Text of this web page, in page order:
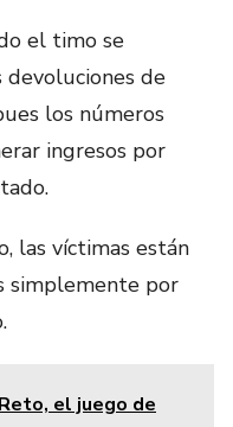
el timo se
devoluciones de
los números
ingresos por
las víctimas están
simplemente por
el juego de